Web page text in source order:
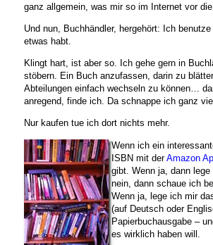
ganz allgemein, was mir so im Internet vor die
Und nun, Buchhändler, hergehört: Ich
etwas habt.
Klingt hart, ist aber so. Ich gehe gern in
stöbern. Ein Buch anzufassen, darin zu
Abteilungen einfach wechseln zu können…
anregend, finde ich. Da schnappe ich ganz
Nur kaufen tue ich dort nichts mehr.
Wenn ich ein
ISBN mit derAmazon
gibt. Wenn ja, dann
nein, dann schaue ich
Wenn ja, lege ich mir
(auf Deutsch oder
Papierbuchausgabe –
es wirklich haben will.